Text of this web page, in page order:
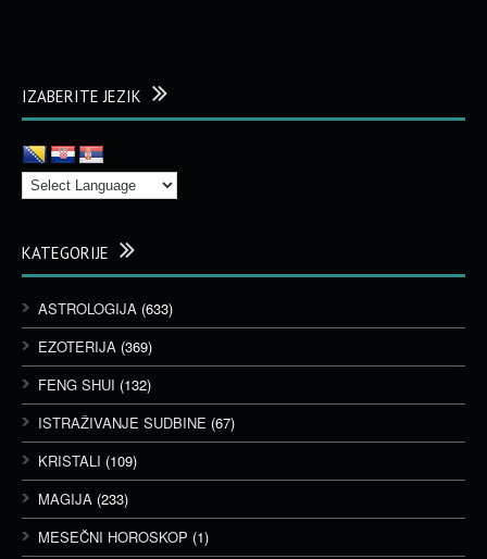
IZABERITE JEZIK
KATEGORIJE
ASTROLOGIJA (633)
EZOTERIJA (369)
FENG SHUI (132)
ISTRAŽIVANJE SUDBINE (67)
KRISTALI (109)
MAGIJA (233)
MESEČNI HOROSKOP (1)